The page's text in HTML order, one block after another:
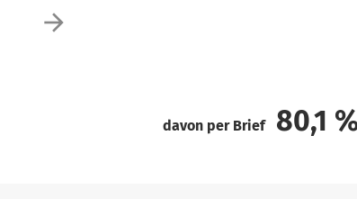
arrow_forward
davon per Brief 80,1